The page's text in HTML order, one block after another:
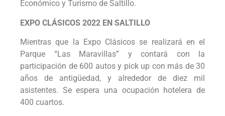
Económico y Turismo de Saltillo.
EXPO CLÁSICOS 2022 EN SALTILLO
Mientras que la Expo Clásicos se realizará en el
Parque “Las Maravillas” y contará con la
participación de 600 autos y pick up con más de 30
años de antigüedad, y alrededor de diez mil
asistentes. Se espera una ocupación hotelera de
400 cuartos.